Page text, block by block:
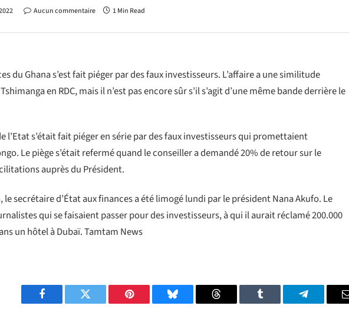
Aucun commentaire 1 Min Read
du Ghana s’est fait piéger par des faux investisseurs. L’affaire a une similitude
en RDC, mais il n’est pas encore sûr s’il s’agit d’une même bande derrière le
l’Etat s’était fait piéger en série par des faux investisseurs qui promettaient
Le piège s’était refermé quand le conseiller a demandé 20% de retour sur le
auprès du Président.
le secrétaire d’État aux finances a été limogé lundi par le président Nana Akufo. Le
qui se faisaient passer pour des investisseurs, à qui il aurait réclamé 200.000
un hôtel à Dubaï. Tamtam News
Facebook Twitter Pinterest Bluesky Threads Tumblr Telegram